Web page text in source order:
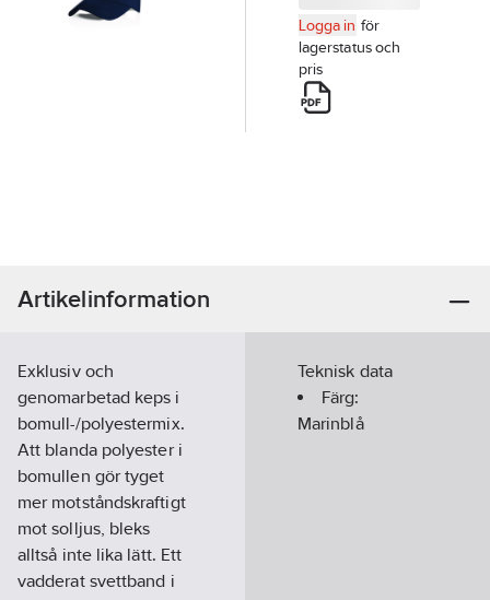
Logga in för
lagerstatus och
pris
Artikelinformation
Exklusiv och
genomarbetad keps i
bomull-/polyestermix.
Att blanda polyester i
bomullen gör tyget
mer motståndskraftigt
mot solljus, bleks
alltså inte lika lätt. Ett
vadderat svettband i
Teknisk data
Färg:
Marinblå